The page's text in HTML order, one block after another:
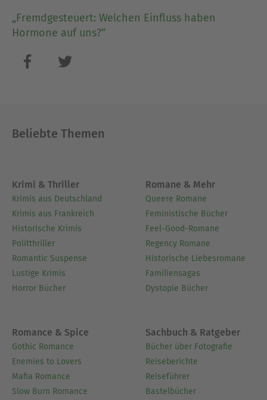
„Fremdgesteuert: Welchen Einfluss haben
Hormone auf uns?“
Beliebte Themen
Krimi & Thriller
Krimis aus Deutschland
Krimis aus Frankreich
Historische Krimis
Politthriller
Romantic Suspense
Lustige Krimis
Horror Bücher
Romane & Mehr
Queere Romane
Feministische Bücher
Feel-Good-Romane
Regency Romane
Historische Liebesromane
Familiensagas
Dystopie Bücher
Romance & Spice
Gothic Romance
Enemies to Lovers
Mafia Romance
Slow Burn Romance
Sachbuch & Ratgeber
Bücher über Fotografie
Reiseberichte
Reiseführer
Bastelbücher